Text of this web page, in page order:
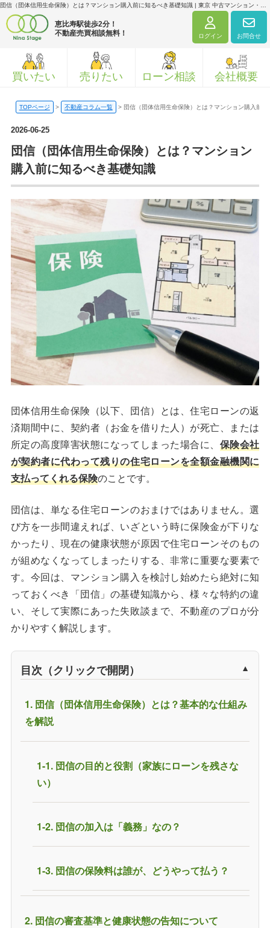
恵比寿駅徒歩2分！
不動産売買相談無料！
ログイン お問合せ
買いたい 売りたい ローン相談 会社概要
TOPページ > 不動産コラム一覧 > 団信（団体信用生命保険）とは？マンション購入前
2026-06-25
団信（団体信用生命保険）とは？マンション
購入前に知るべき基礎知識
団体信用生命保険（以下、団信）とは、住宅ローンの返
済期間中に、契約者（お金を借りた人）が死亡、または
所定の高度障害状態になってしまった場合に、 保険会社
が契約者に代わって残りの住宅ローンを全額金融機関に
支払ってくれる保険のことです。
団信は、単なる住宅ローンのおまけではありません。選
び方を一歩間違えれば、いざという時に保険金が下りな
かったり、現在の健康状態が原因で住宅ローンそのもの
が組めなくなってしまったりする、非常に重要な要素で
す。今回は、マンション購入を検討し始めたら絶対に知
っておくべき「団信」の基礎知識から、様々な特約の違
い、そして実際にあった失敗談まで、不動産のプロが分
かりやすく解説します。
目次（クリックで開閉）
1. 団信（団体信用生命保険）とは？基本的な仕組み
を解説
1-1. 団信の目的と役割（家族にローンを残さな
い）
1-2. 団信の加入は「義務」なの？
1-3. 団信の保険料は誰が、どうやって払う？
2. 団信の審査基準と健康状態の告知について